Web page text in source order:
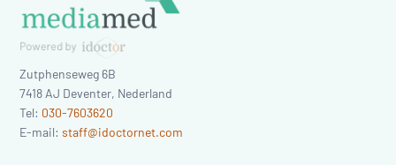
Zutphenseweg 6B
7418 AJ Deventer, Nederland
Tel: 030-7603620
E-mail:staff@idoctornet.com